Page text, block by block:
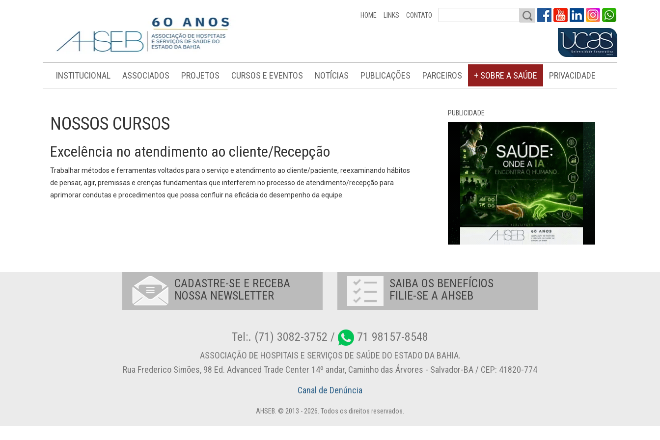
HOME LINKS CONTATO
INSTITUCIONAL ASSOCIADOS PROJETOS CURSOS E EVENTOS NOTÍCIAS PUBLICAÇÕES PARCEIROS + SOBRE A SAÚDE PRIVACIDADE
NOSSOS CURSOS
Excelência no atendimento ao cliente/Recepção
Trabalhar métodos e ferramentas voltados para o serviço e atendimento ao cliente/paciente, reexaminando hábitos
de pensar, agir, premissas e crenças fundamentais que interferem no processo de atendimento/recepção para
aprimorar condutas e procedimentos que possa confluir na eficácia do desempenho da equipe.
PUBLICIDADE
CADASTRE-SE E RECEBA
NOSSA NEWSLETTER
SAIBA OS BENEFÍCIOS
FILIE-SE A AHSEB
Tel:. (71) 3082-3752 / 71 98157-8548
ASSOCIAÇÃO DE HOSPITAIS E SERVIÇOS DE SAÚDE DO ESTADO DA BAHIA.
Rua Frederico Simões, 98 Ed. Advanced Trade Center 14º andar, Caminho das Árvores - Salvador-BA / CEP: 41820-774
Canal de Denúncia
AHSEB. © 2013 - 2026. Todos os direitos reservados.